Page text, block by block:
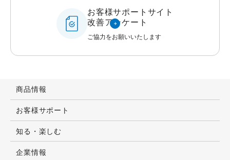
お客様サポートサイト
改善アンケート
ご協力をお願いいたします
商品情報
お客様サポート
知る・楽しむ
企業情報